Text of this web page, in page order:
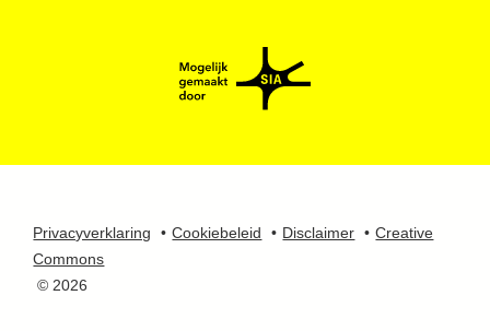
Privacyverklaring Cookiebeleid Disclaimer
Creative
Commons
© 2026